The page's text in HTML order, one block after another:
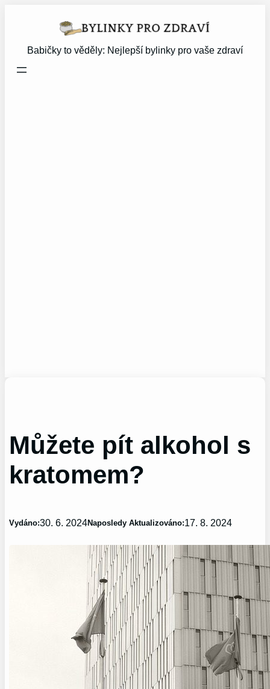
Babičky to věděly: Nejlepší bylinky pro vaše zdraví
Můžete pít alkohol s
kratomem?
Vydáno:30. 6. 2024Naposledy Aktualizováno:17. 8. 2024